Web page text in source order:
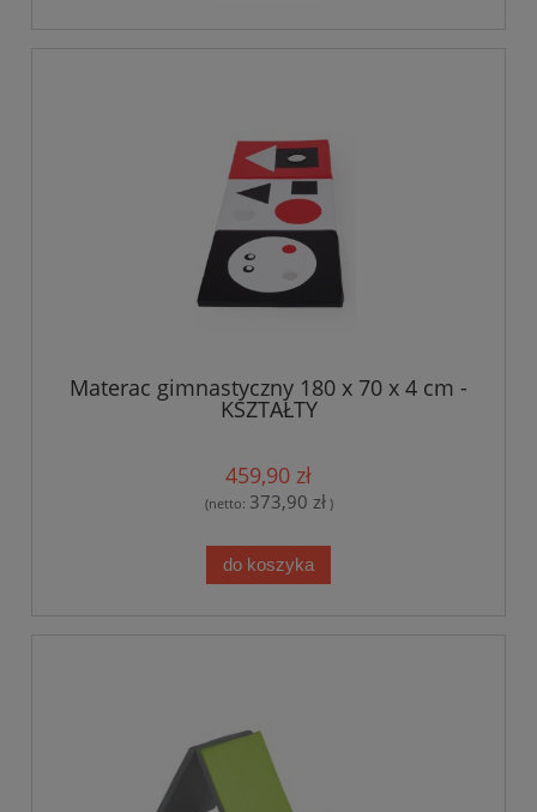
Materac gimnastyczny 180 x 70 x 4 cm -
KSZTAŁTY
459,90 zł
(netto: 373,90 zł)
do koszyka